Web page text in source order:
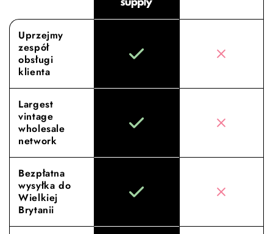
Uprzejmy
zespół
obsługi
klienta
Largest
vintage
wholesale
network
Bezpłatna
wysyłka do
Wielkiej
Brytanii